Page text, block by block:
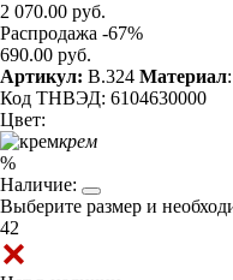
2 070.00 руб.
Распродажа -67%
690.00 руб.
Артикул: B.324 Материал
Код ТНВЭД: 6104630000
Цвет:
крем
%
Наличие:
Выберите размер и
42